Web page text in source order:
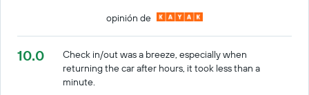
opinión de
10.0
Check in/out was a breeze, especially when
returning the car after hours, it took less than a
minute.